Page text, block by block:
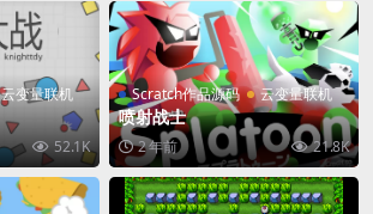
云变量联机
52.1K
Scratch作品源码 云变量联机
喷射战士
2 年前 21.8K